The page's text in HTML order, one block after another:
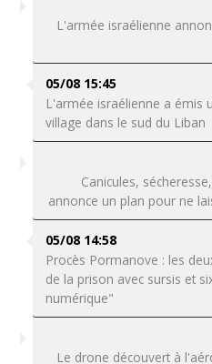
L'armée israélienne
05/08 15:45
L'armée israélienne a émis
village dans le sud du Liban
Canicules,
annonce un plan pour ne
05/08 14:58
Procès Pormanove : les
de la prison avec sursis et
numérique"
Le drone découvert à